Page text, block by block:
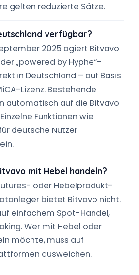
gelten reduzierte Sätze.
verfügbar?
2025 agiert Bitvavo
„powered by Hyphe“-
in Deutschland – auf Basis
Lizenz. Bestehende
automatisch auf die Bitvavo
Funktionen wie
deutsche Nutzer
mit Hebel handeln?
oder Hebelprodukt-
bietet Bitvavo nicht.
einfachem Spot-Handel,
Wer mit Hebel oder
möchte, muss auf
ausweichen.